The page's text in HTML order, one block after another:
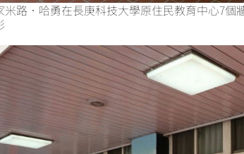
米路．哈勇在長庚科技大學原住民教育中心7